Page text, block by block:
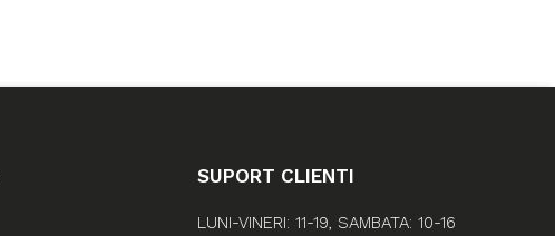
SUPORT CLIENTI
LUNI-VINERI: 11-19, SAMBATA: 10-16